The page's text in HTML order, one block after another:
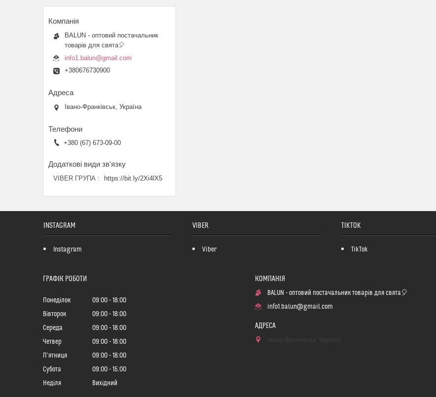
BALUN - оптовий постачальник
товарів для свята🎈
info1.balun@gmail.com
+380676730900
Івано-Франківськ, Україна
+380 (67) 673-09-00
VIBER ГРУПА https://bit.ly/2Xi4lX5
INSTAGRAM
Instagram
VIBER
Viber
TIKTOK
TikTok
ГРАФІК РОБОТИ
Понеділок 09:00
18:00
Вівторок
09:00
18:00
Середа
09:00
18:00
Четвер
09:00
18:00
Пʼятниця
09:00
18:00
Субота
09:00
15:00
Неділя
Вихідний
BALUN - оптовий постачальник товарів для свята🎈
info1.balun@gmail.com